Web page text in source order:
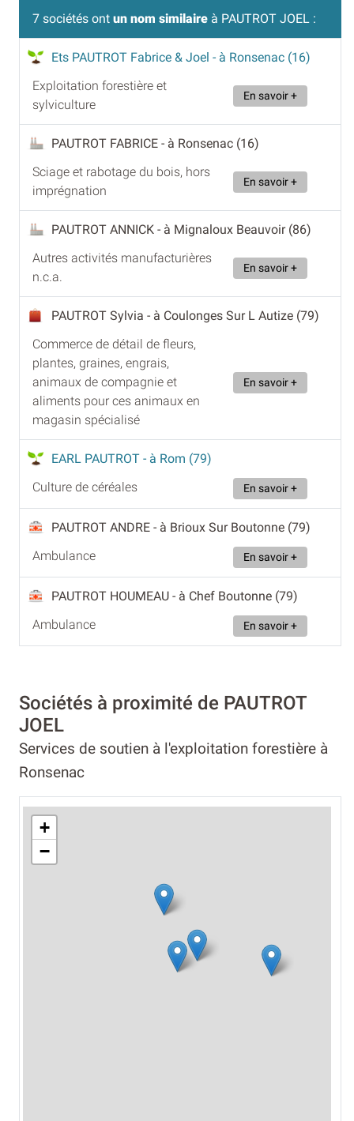
7 sociétés ont un nom similaire à PAUTROT JOEL :
Ets PAUTROT Fabrice & Joel - à Ronsenac (16)
Exploitation forestière et
sylviculture
En savoir +
PAUTROT FABRICE - à Ronsenac (16)
Sciage et rabotage du bois, hors
imprégnation
En savoir +
PAUTROT ANNICK - à Mignaloux Beauvoir (86)
Autres activités manufacturières
n.c.a.
En savoir +
PAUTROT Sylvia - à Coulonges Sur L Autize (79)
Commerce de détail de fleurs,
plantes, graines, engrais,
animaux de compagnie et
aliments pour ces animaux en
magasin spécialisé
En savoir +
EARL PAUTROT - à Rom (79)
Culture de céréales
En savoir +
PAUTROT ANDRE - à Brioux Sur Boutonne (79)
Ambulance
En savoir +
PAUTROT HOUMEAU - à Chef Boutonne (79)
Ambulance
En savoir +
Sociétés à proximité de PAUTROT
JOEL
Services de soutien à l'exploitation forestière à
Ronsenac
+
−